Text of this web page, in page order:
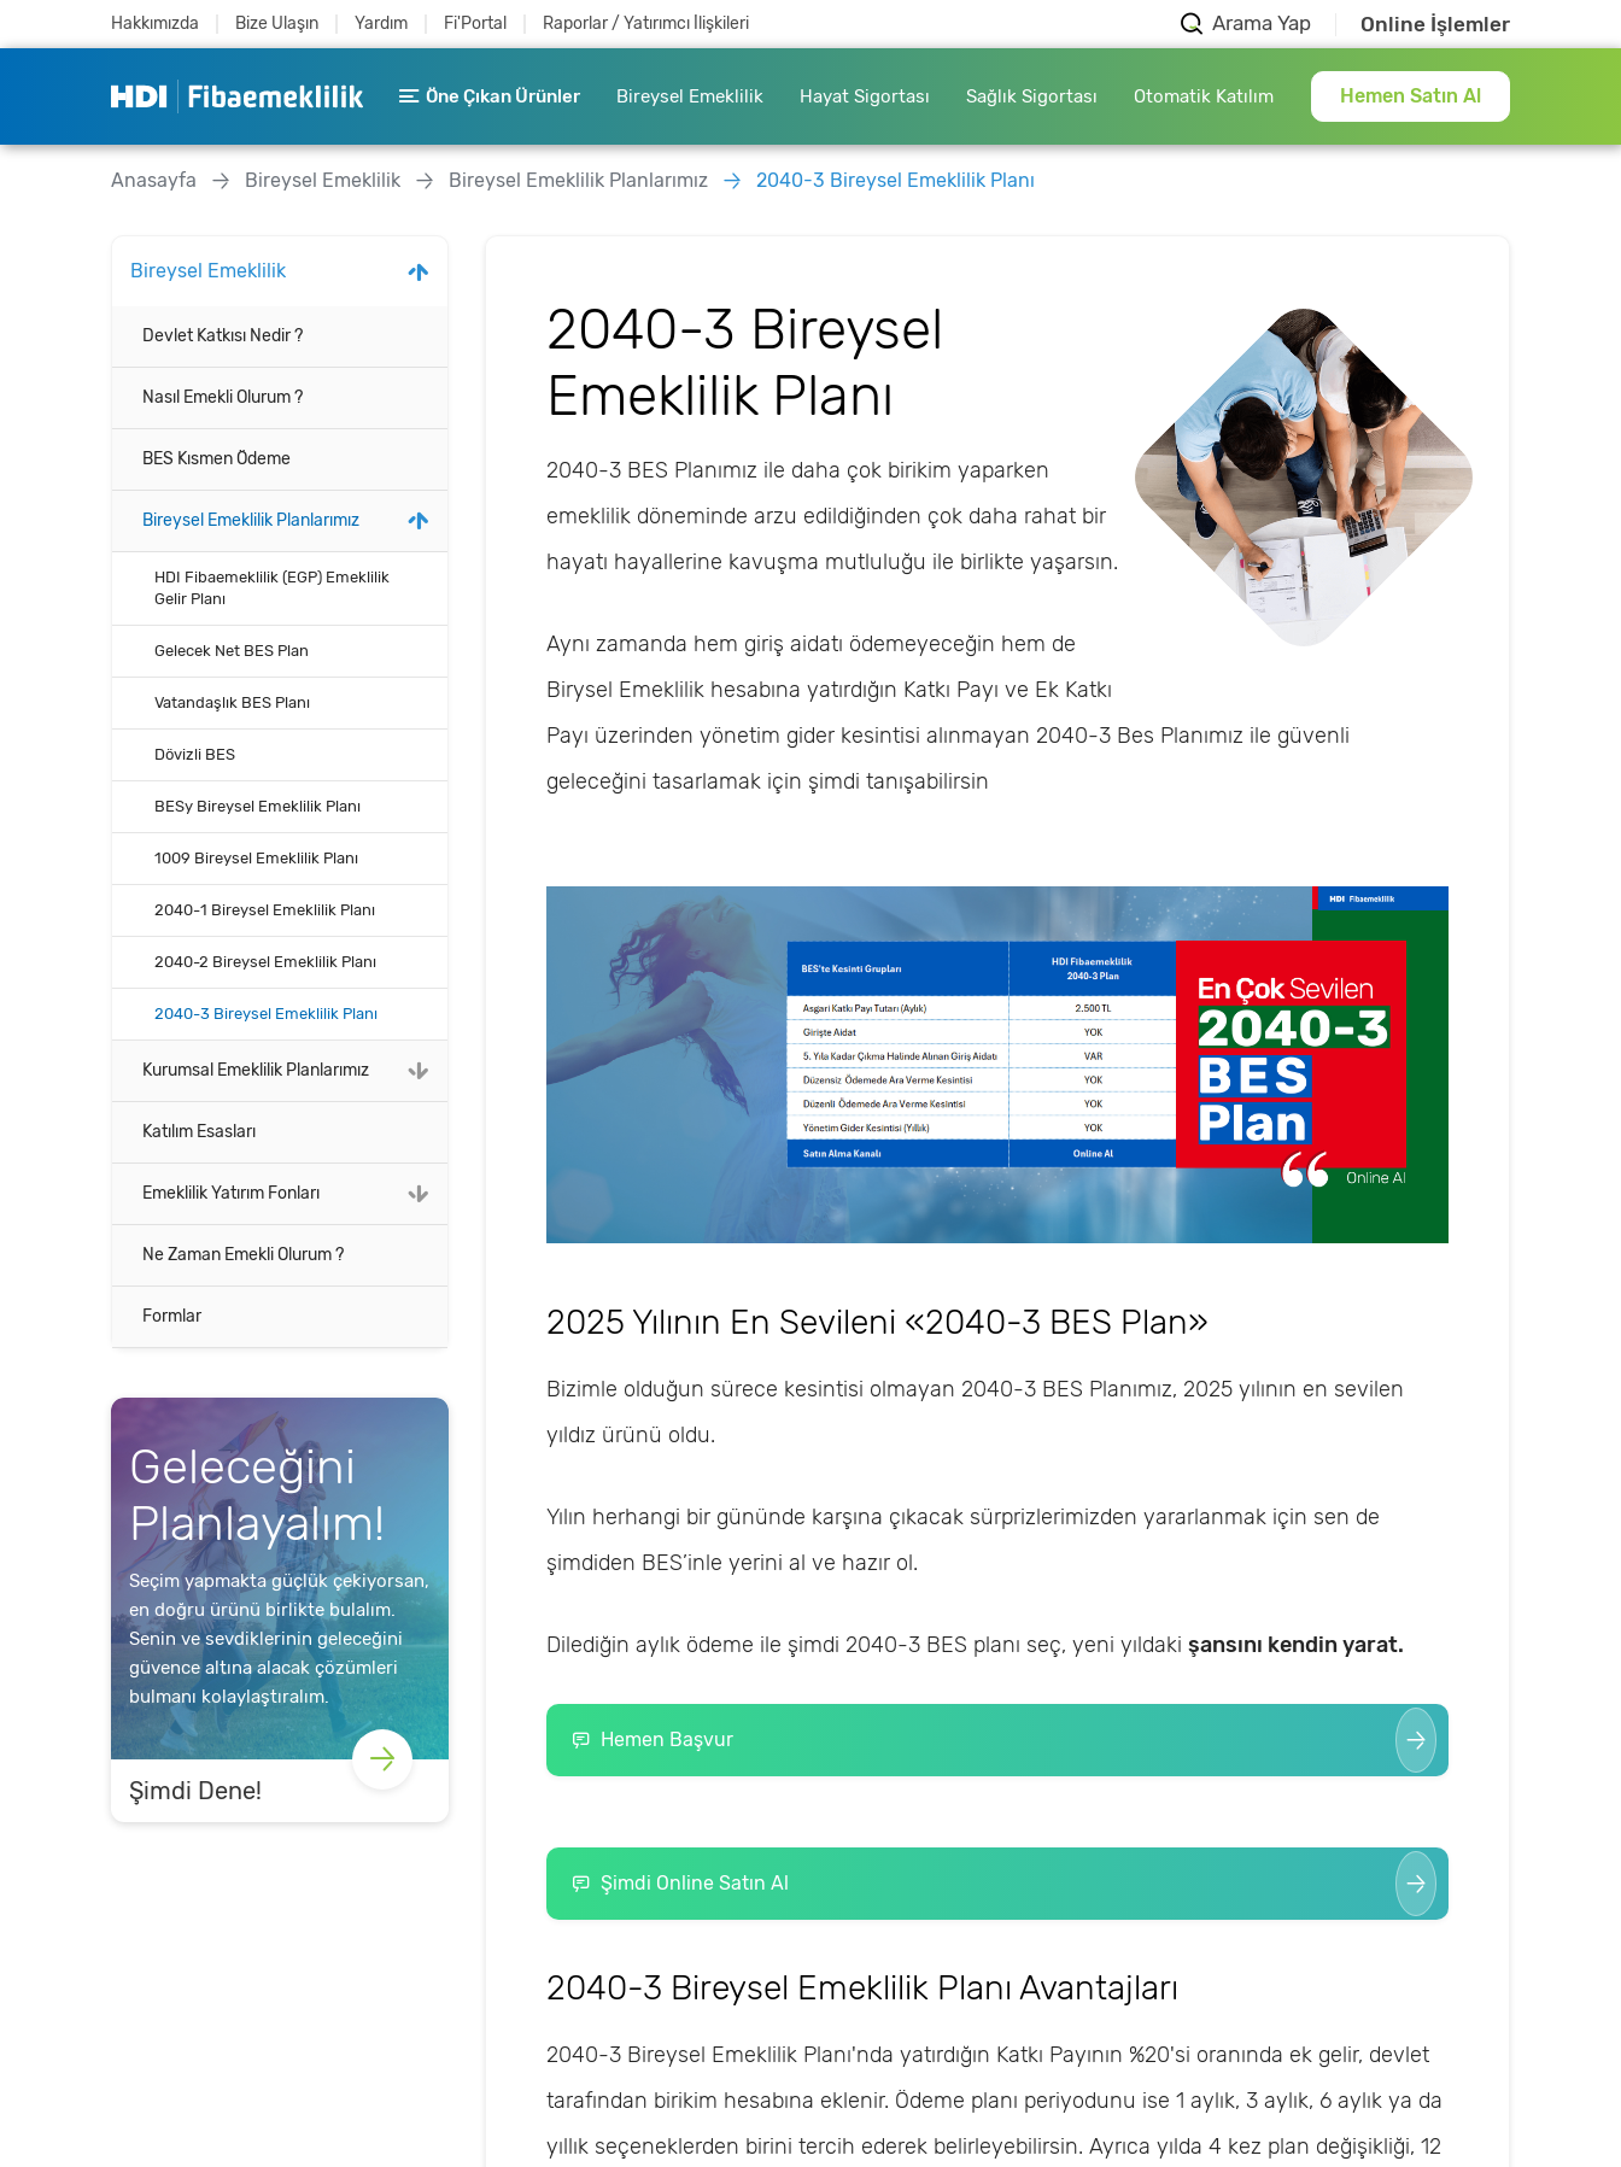
Hakkımızda Bize Ulaşın Yardım Fi'Portal Raporlar / Yatırımcı İlişkileri Online İşlemler
Arama Yap
Öne Çıkan Ürünler Bireysel Emeklilik Hayat Sigortası Sağlık Sigortası Otomatik Katılım Hemen Satın Al
Anasayfa Bireysel Emeklilik Bireysel Emeklilik Planlarımız 2040-3 Bireysel Emeklilik Planı
Bireysel Emeklilik
Devlet Katkısı Nedir ?
Nasıl Emekli Olurum ?
BES Kısmen Ödeme
Bireysel Emeklilik Planlarımız
HDI Fibaemeklilik (EGP) Emeklilik
Gelir Planı
Gelecek Net BES Plan
Vatandaşlık BES Planı
Dövizli BES
BESy Bireysel Emeklilik Planı
1009 Bireysel Emeklilik Planı
2040-1 Bireysel Emeklilik Planı
2040-2 Bireysel Emeklilik Planı
2040-3 Bireysel Emeklilik Planı
Kurumsal Emeklilik Planlarımız
Katılım Esasları
Emeklilik Yatırım Fonları
Ne Zaman Emekli Olurum ?
Formlar
Geleceğini
Planlayalım!
Seçim yapmakta güçlük çekiyorsan,
en doğru ürünü birlikte bulalım.
Senin ve sevdiklerinin geleceğini
güvence altına alacak çözümleri
bulmanı kolaylaştıralım.
Şimdi Dene!
2040-3 Bireysel
Emeklilik Planı
2040-3 BES Planımız ile daha çok birikim yaparken
emeklilik döneminde arzu edildiğinden çok daha rahat bir
hayatı hayallerine kavuşma mutluluğu ile birlikte yaşarsın.
Aynı zamanda hem giriş aidatı ödemeyeceğin hem de
Birysel Emeklilik hesabına yatırdığın Katkı Payı ve Ek Katkı
Payı üzerinden yönetim gider kesintisi alınmayan 2040-3 Bes Planımız ile güvenli
geleceğini tasarlamak için şimdi tanışabilirsin
2025 Yılının En Sevileni «2040-3 BES Plan»​
Bizimle olduğun sürece kesintisi olmayan 2040-3 BES Planımız, 2025 yılının en sevilen
yıldız ürünü oldu.
Yılın herhangi bir gününde karşına çıkacak sürprizlerimizden yararlanmak için sen de
şimdiden BES’inle yerini al ve hazır ol. ​
Dilediğin aylık ödeme ile şimdi 2040-3 BES planı seç, yeni yıldaki şansını kendin yarat.
Hemen Başvur
Şimdi Online Satın Al
2040-3 Bireysel Emeklilik Planı Avantajları
2040-3 Bireysel Emeklilik Planı'nda yatırdığın Katkı Payının %20'si oranında ek gelir, devlet
tarafından birikim hesabına eklenir. Ödeme planı periyodunu ise 1 aylık, 3 aylık, 6 aylık ya da
yıllık seçeneklerden birini tercih ederek belirleyebilirsin. Ayrıca yılda 4 kez plan değişikliği, 12